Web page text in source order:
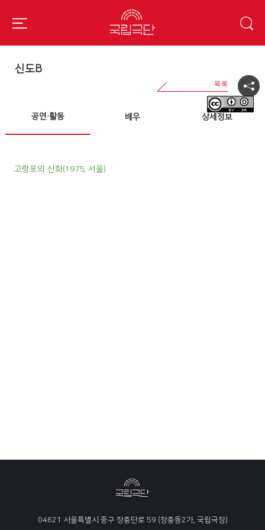
신도B
공연·활동 배우 상세정보
고랑포의 신화(1975, 서울)
04621 서울특별시 중구 장충단로 59 (장충동2가, 국립극장)